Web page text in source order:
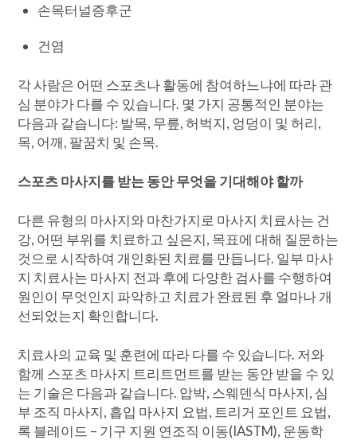
손목터널증후군
건염
각 사람은 어떤 스포츠나 활동에 참여하느냐에 따라 관
심 분야가 다를 수 있습니다. 몇 가지 공통적인 분야는
다음과 같습니다: 발목, 무릎, 허벅지, 엉덩이 및 허리,
목, 어깨, 팔꿈치 및 손목.
스포츠 마사지를 받는 동안 무엇을 기대해야 할까
다른 유형의 마사지와 마찬가지로 마사지 치료사는 건
강, 어떤 부위를 치료하고 싶은지, 목표에 대해 질문하는
것으로 시작하여 개인화된 치료를 만듭니다. 일부 마사
지 치료사는 마사지 전과 후에 다양한 검사를 수행하여
원인이 무엇인지 파악하고 치료가 완료된 후 얼마나 개
선되었는지 확인합니다.
치료사의 교육 및 훈련에 따라 다를 수 있습니다. 저와
함께 스포츠 마사지 트리트먼트를 받는 동안 받을 수 있
는 기술은 다음과 같습니다. 압박, 스웨덴식 마사지, 심
부 조직 마사지, 흡입 마사지 요법, 트리거 포인트 요법,
록 블레이드 – 기구 지원 연조직 이동(IASTM), 운동학